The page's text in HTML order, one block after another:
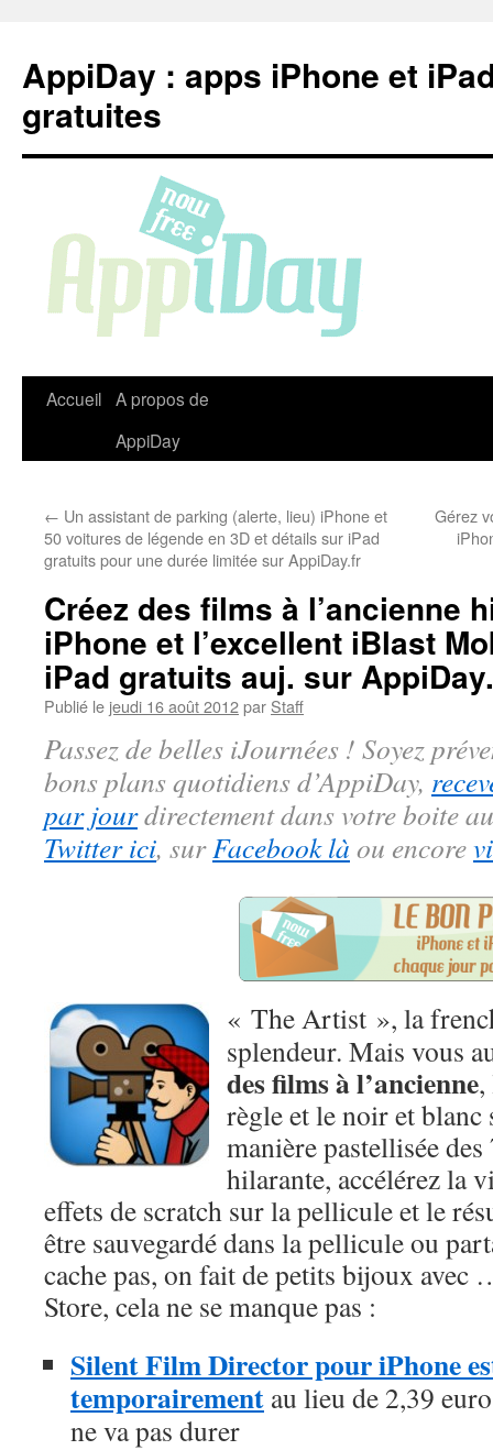
contenu
AppiDay : apps iPhone et
gratuites
Accueil A propos de
AppiDay
← Un assistant de parking (alerte, lieu) iPhone et
50 voitures de légende en 3D et détails sur iPad
gratuits pour une durée limitée sur AppiDay.fr
Gérez
Créez des films à l’ancienne
iPhone et l’excellent iBlast
iPad gratuits auj. sur
Publié le jeudi 16 août 2012par Staff
Passez de belles iJournées ! Soyez
bons plans quotidiens d’AppiDay,
par jourdirectement dans votre boite
Twitter ici, surFacebook là ou encore
« The Artist », la
splendeur. Mais vous
des films à l’ancienne,
règle et le noir et blanc
manière pastellisée
hilarante, accélérez la
effets de scratch sur la pellicule et le
être sauvegardé dans la pellicule ou
cache pas, on fait de petits bijoux avec
Store, cela ne se manque pas :
Silent Film Director pour iPhone
temporairement au lieu de 2,39
ne va pas durer